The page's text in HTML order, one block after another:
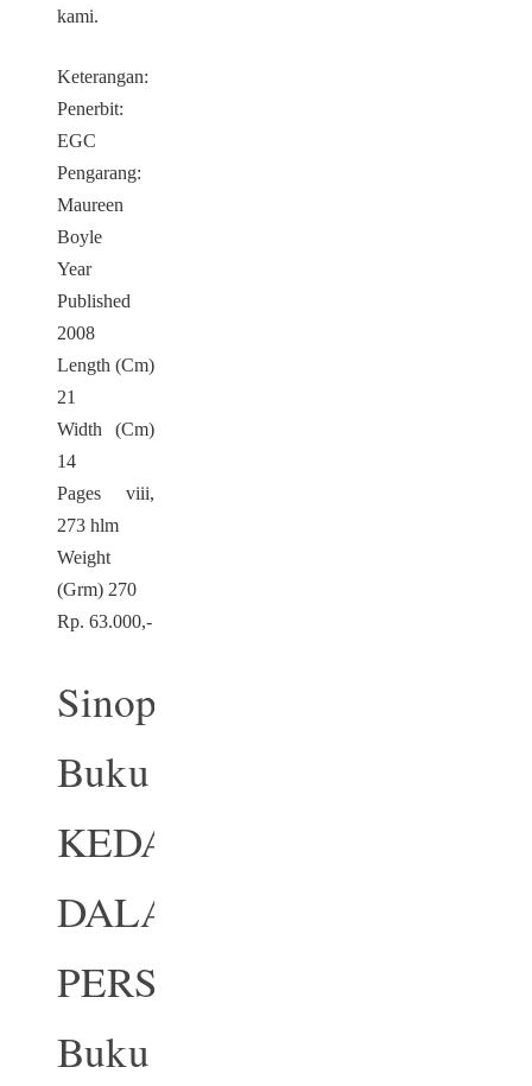
kami.
Keterangan:
Penerbit:
EGC
Pengarang:
Maureen
Boyle
Year
Published
2008
Length (Cm)
21
Width (Cm)
14
Pages viii,
273 hlm
Weight
(Grm) 270
Rp. 63.000,-
Sinopsis
Buku
KEDARURATAN
DALAM
PERSALINAN
Buku